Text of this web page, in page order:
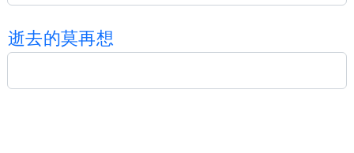
逝去的莫再想